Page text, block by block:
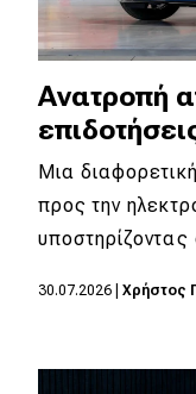
Ανατροπή
Μια
προς την
υποστηρίζοντας
30.07.2026 Χρήστος